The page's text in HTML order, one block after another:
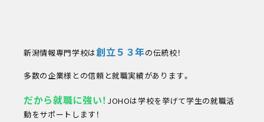
新潟情報専門学校は創立５３年の伝統校！
多数の企業様との信頼と就職実績があります。
だから就職に強い！ JOHOは学校を挙げて学生の就職活
動をサポートします！